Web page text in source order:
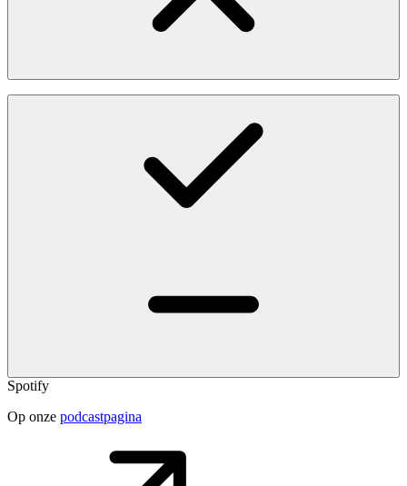
Spotify
Op onze podcastpagina